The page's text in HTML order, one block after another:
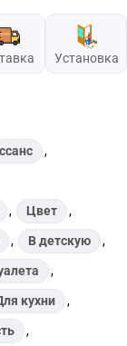
Установка
,
, Цвет ,
, В детскую ,
,
кухни ,
,